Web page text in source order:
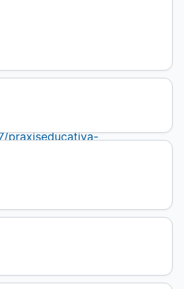
praxiseducativa-